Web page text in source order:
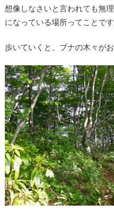
想像しなさいと言われても無
になっている場所ってことです
歩いていくと、ブナの木々がお